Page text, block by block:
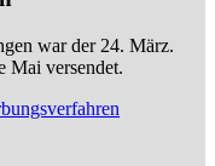
war der 24. März.
Mai versendet.